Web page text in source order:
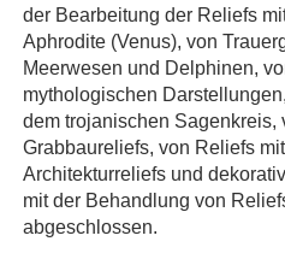
der Bearbeitung der Reliefs
Aphrodite (Venus), von
Meerwesen und Delphinen,
mythologischen
dem trojanischen Sagenkreis,
Grabbaureliefs, von Reliefs
Architekturreliefs und
mit der Behandlung von
abgeschlossen.